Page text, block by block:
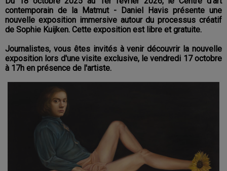
contemporain de la Matmut - Daniel Havis présente une
nouvelle exposition immersive autour du processus créatif
de Sophie Kuijken. Cette exposition est libre et gratuite.
Journalistes, vous êtes invités à venir découvrir la nouvelle
exposition lors d'une visite exclusive, le vendredi 17 octobre
à 17h en présence de l'artiste.